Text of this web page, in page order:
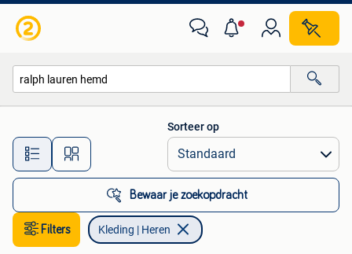
Alle afstanden…
Sorteer op
Bewaar je zoekopdracht
Filters Kleding | Heren